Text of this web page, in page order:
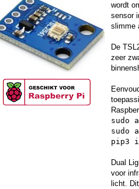
wordt
sensor
slimme
De
zeer
sudo
sudo
pip3
Dual
voor
licht.